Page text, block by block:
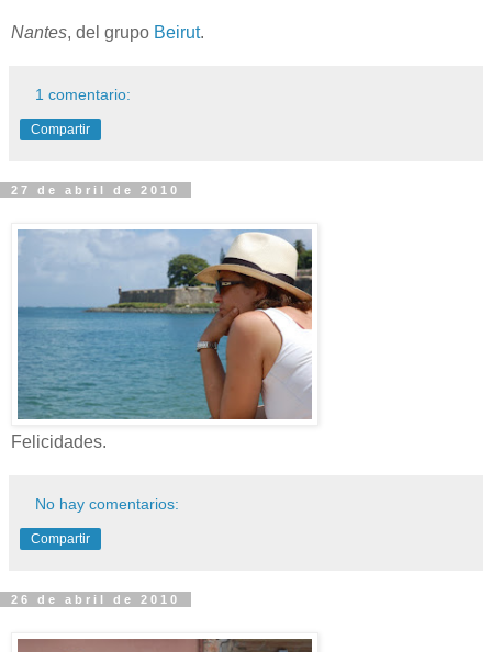
Nantes, del grupo Beirut.
1 comentario:
Compartir
27 de abril de 2010
Felicidades.
No hay comentarios:
Compartir
26 de abril de 2010